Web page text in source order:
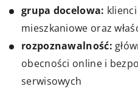
grupa docelowa:
mieszkaniowe oraz
rozpoznawalność:
obecności online i
serwisowych